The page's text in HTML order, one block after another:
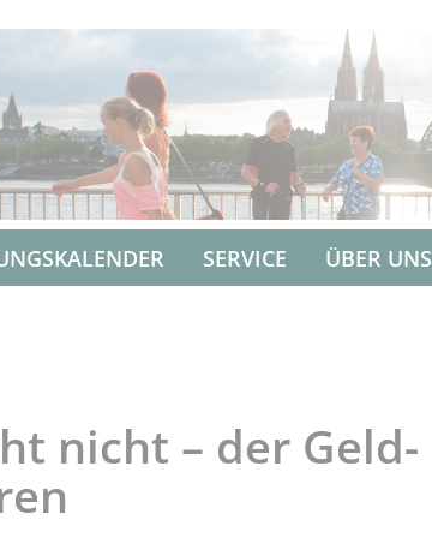
SERVICE ÜBER UNS
nicht – der Geld-